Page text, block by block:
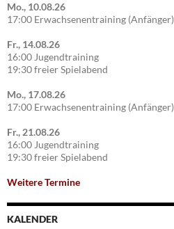
Mo., 10.08.26
17:00 Erwachsenentraining (Anfänger)
Fr., 14.08.26
16:00 Jugendtraining
19:30 freier Spielabend
Mo., 17.08.26
17:00 Erwachsenentraining (Anfänger)
Fr., 21.08.26
16:00 Jugendtraining
19:30 freier Spielabend
Weitere Termine
KALENDER